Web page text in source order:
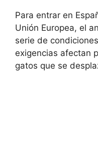
Para entrar en
Unión Europea, el
serie de
exigencias afectan
gatos que se